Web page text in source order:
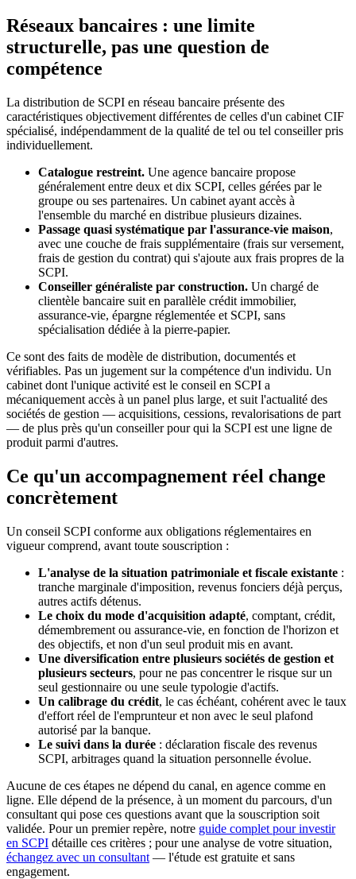
Réseaux bancaires : une limite
structurelle, pas une question de
compétence
La distribution de SCPI en réseau bancaire présente des
caractéristiques objectivement différentes de celles d'un cabinet CIF
spécialisé, indépendamment de la qualité de tel ou tel conseiller pris
individuellement.
Catalogue restreint. Une agence bancaire propose
généralement entre deux et dix SCPI, celles gérées par le
groupe ou ses partenaires. Un cabinet ayant accès à
l'ensemble du marché en distribue plusieurs dizaines.
Passage quasi systématique par l'assurance-vie maison,
avec une couche de frais supplémentaire (frais sur versement,
frais de gestion du contrat) qui s'ajoute aux frais propres de la
SCPI.
Conseiller généraliste par construction. Un chargé de
clientèle bancaire suit en parallèle crédit immobilier,
assurance-vie, épargne réglementée et SCPI, sans
spécialisation dédiée à la pierre-papier.
Ce sont des faits de modèle de distribution, documentés et
vérifiables. Pas un jugement sur la compétence d'un individu. Un
cabinet dont l'unique activité est le conseil en SCPI a
mécaniquement accès à un panel plus large, et suit l'actualité des
sociétés de gestion — acquisitions, cessions, revalorisations de part
— de plus près qu'un conseiller pour qui la SCPI est une ligne de
produit parmi d'autres.
Ce qu'un accompagnement réel change
concrètement
Un conseil SCPI conforme aux obligations réglementaires en
vigueur comprend, avant toute souscription :
L'analyse de la situation patrimoniale et fiscale existante :
tranche marginale d'imposition, revenus fonciers déjà perçus,
autres actifs détenus.
Le choix du mode d'acquisition adapté, comptant, crédit,
démembrement ou assurance-vie, en fonction de l'horizon et
des objectifs, et non d'un seul produit mis en avant.
Une diversification entre plusieurs sociétés de gestion et
plusieurs secteurs, pour ne pas concentrer le risque sur un
seul gestionnaire ou une seule typologie d'actifs.
Un calibrage du crédit, le cas échéant, cohérent avec le taux
d'effort réel de l'emprunteur et non avec le seul plafond
autorisé par la banque.
Le suivi dans la durée : déclaration fiscale des revenus
SCPI, arbitrages quand la situation personnelle évolue.
Aucune de ces étapes ne dépend du canal, en agence comme en
ligne. Elle dépend de la présence, à un moment du parcours, d'un
consultant qui pose ces questions avant que la souscription soit
validée. Pour un premier repère, notre guide complet pour investir
en SCPI détaille ces critères ; pour une analyse de votre situation,
échangez avec un consultant — l'étude est gratuite et sans
engagement.